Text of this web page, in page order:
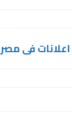
اعلانات فى مصر